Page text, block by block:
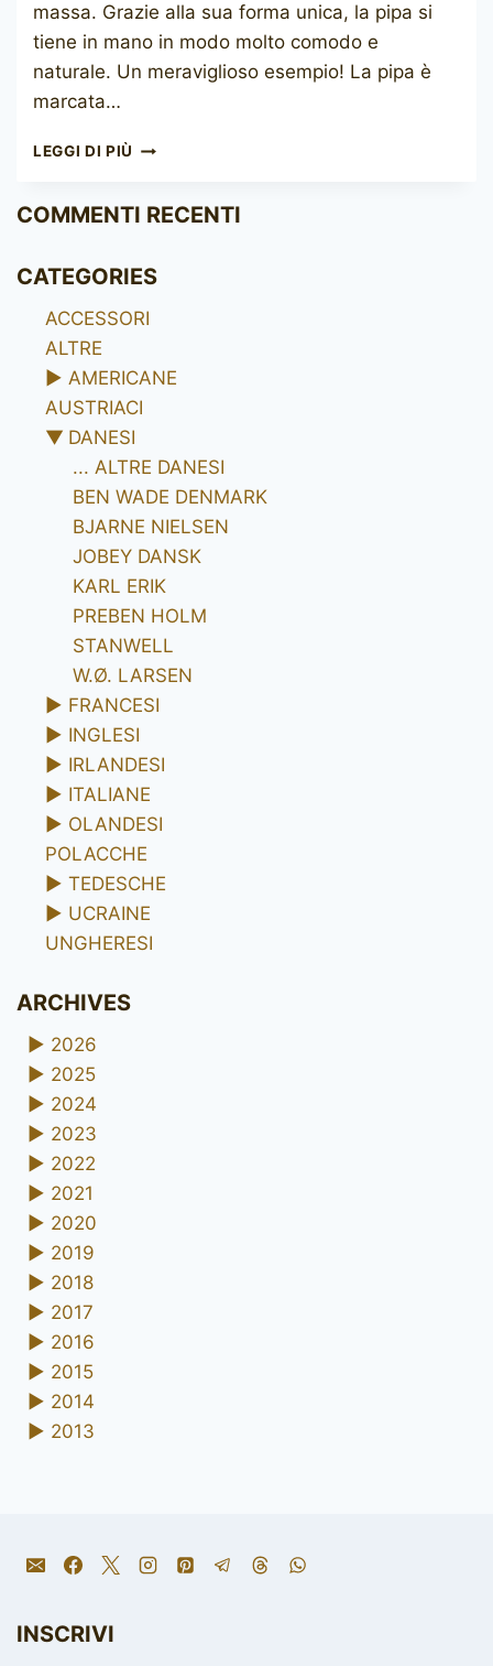
massa. Grazie alla sua forma unica, la pipa si
tiene in mano in modo molto comodo e
naturale. Un meraviglioso esempio! La pipa è
marcata…
LEGGI DI PIÙ W.Ø.
84
COMMENTI RECENTI
CATEGORIES
ACCESSORI
ALTRE
► AMERICANE
AUSTRIACI
▼ DANESI
... ALTRE DANESI
BEN WADE DENMARK
BJARNE NIELSEN
JOBEY DANSK
KARL ERIK
PREBEN HOLM
STANWELL
W.Ø. LARSEN
► FRANCESI
► INGLESI
► IRLANDESI
► ITALIANE
► OLANDESI
POLACCHE
► TEDESCHE
► UCRAINE
UNGHERESI
ARCHIVES
► 2026
► 2025
► 2024
► 2023
► 2022
► 2021
► 2020
► 2019
► 2018
► 2017
► 2016
► 2015
► 2014
► 2013
INSCRIVI